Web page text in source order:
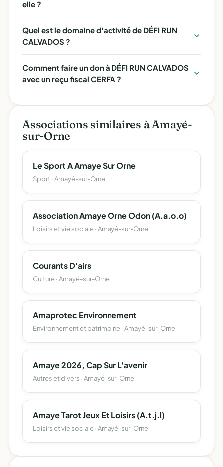
elle ?
Quel est le domaine d'activité de DÉFI RUN
CALVADOS ?
Comment faire un don à DÉFI RUN CALVADOS
avec un reçu fiscal CERFA ?
Associations similaires à Amayé-
sur-Orne
Le Sport A Amaye Sur Orne
Sport · Amayé-sur-Orne
Association Amaye Orne Odon (A.a.o.o)
Loisirs et vie sociale · Amayé-sur-Orne
Courants D'airs
Culture · Amayé-sur-Orne
Amaprotec Environnement
Environnement et patrimoine · Amayé-sur-Orne
Amaye 2026, Cap Sur L'avenir
Autres et divers · Amayé-sur-Orne
Amaye Tarot Jeux Et Loisirs (A.t.j.l)
Loisirs et vie sociale · Amayé-sur-Orne